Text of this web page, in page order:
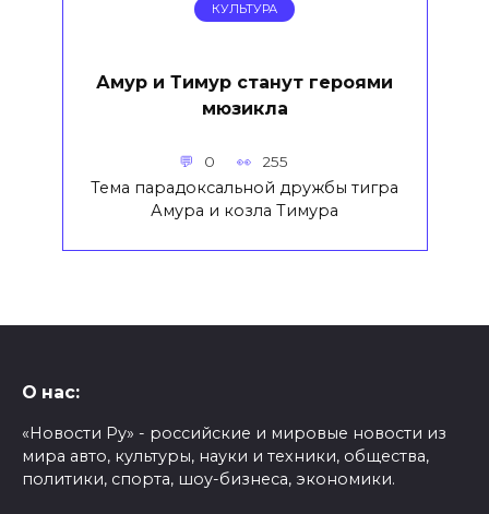
КУЛЬТУРА
Амур и Тимур станут героями
мюзикла
0 255
Тема парадоксальной дружбы тигра
Амура и козла Тимура
О нас:
«Новости Ру» - российские и мировые новости из
мира авто, культуры, науки и техники, общества,
политики, спорта, шоу-бизнеса, экономики.